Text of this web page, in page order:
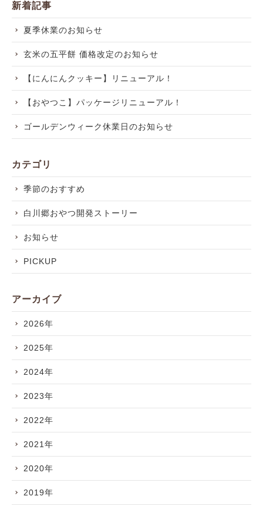
新着記事
夏季休業のお知らせ
玄米の五平餅 価格改定のお知らせ
【にんにんクッキー】リニューアル！
【おやつこ】パッケージリニューアル！
ゴールデンウィーク休業日のお知らせ
カテゴリ
季節のおすすめ
白川郷おやつ開発ストーリー
お知らせ
PICKUP
アーカイブ
2026年
2025年
2024年
2023年
2022年
2021年
2020年
2019年